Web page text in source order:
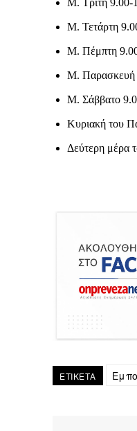
Μ. Τετάρτη
Μ. Πέμπτη
Μ. Παρασκευή
Μ. Σάββατο
Κυριακή του
Δεύτερη μέρα
ΕΤΙΚΕΤΑ